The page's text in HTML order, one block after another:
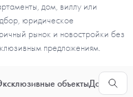
дом, виллу или
юридическое
рынок и новостройки без
предложениям.
объекты